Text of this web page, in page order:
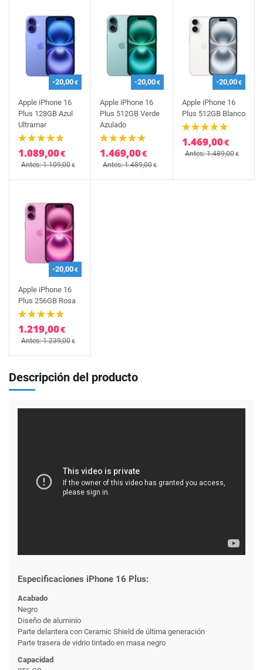
-20,00€
Apple iPhone 16
Plus 128GB Azul
Ultramar
1.089,00€
Antes: 1.109,00€
-20,00€
Apple iPhone 16
Plus 512GB Verde
Azulado
1.469,00€
Antes: 1.489,00€
-20,00€
Apple iPhone 16
Plus 512GB Blanco
1.469,00€
Antes: 1.489,00€
-20,00€
Apple iPhone 16
Plus 256GB Rosa
1.219,00€
Antes: 1.239,00€
Descripción del producto
Especificaciones iPhone 16 Plus:
Acabado
Negro
Diseño de aluminio
Parte delantera con Ceramic Shield de última generación
Parte trasera de vidrio tintado en masa negro
Capacidad